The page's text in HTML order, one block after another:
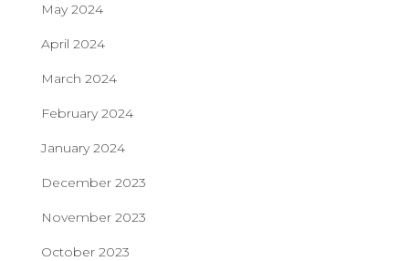
May 2024
April 2024
March 2024
February 2024
January 2024
December 2023
November 2023
October 2023